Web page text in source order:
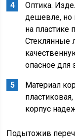
Оптика.
дешевле, но
на пластике
Стеклянные
опасное для
Материал
корпус
Подытожив